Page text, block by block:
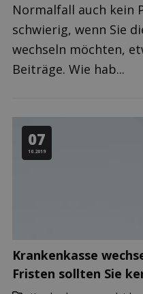
Normalfall auch kein
schwierig, wenn Sie
wechseln möchten,
Beiträge. Wie hab...
07
10.2019
Krankenkasse
Fristen sollten Sie